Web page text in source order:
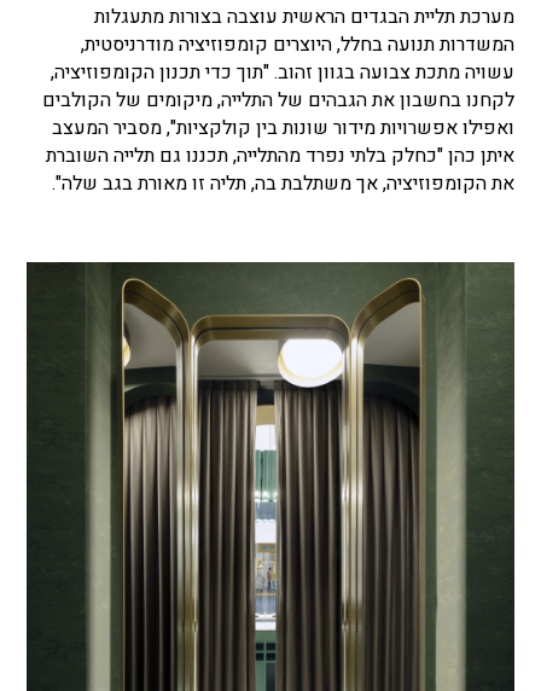
מערכת תליית הבגדים הראשית עוצבה בצורות מתעגלות
המשדרות תנועה בחלל, היוצרים קומפוזיציה מודרניסטית,
עשויה מתכת צבועה בגוון זהוב. "תוך כדי תכנון הקומפוזיציה,
לקחנו בחשבון את הגבהים של התלייה, מיקומים של הקולבים
ואפילו אפשרויות מידור שונות בין קולקציות", מסביר המעצב
איתן כהן "כחלק בלתי נפרד מהתלייה, תכננו גם תלייה השוברת
את הקומפוזיציה, אך משתלבת בה, תליה זו מאורת בגב שלה".